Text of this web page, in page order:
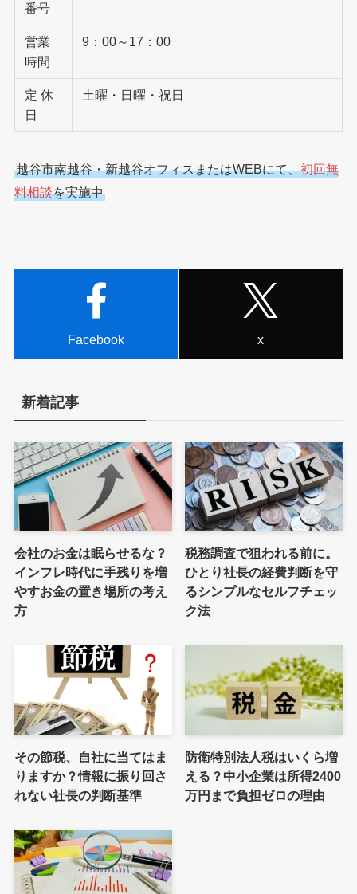
番号
営業
時間
9：00～17：00
定 休
日
土曜・日曜・祝日
越谷市南越谷・新越谷オフィスまたはWEBにて、初回無
料相談を実施中
Facebook x
新着記事
会社のお金は眠らせるな？
インフレ時代に手残りを増
やすお金の置き場所の考え
方
税務調査で狙われる前に。
ひとり社長の経費判断を守
るシンプルなセルフチェッ
ク法
その節税、自社に当てはま
りますか？情報に振り回さ
れない社長の判断基準
防衛特別法人税はいくら増
える？中小企業は所得2400
万円まで負担ゼロの理由